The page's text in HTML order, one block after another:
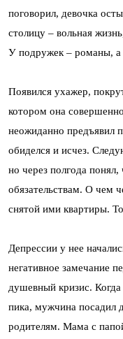
поговорил, девочка
столицу – вольная
У подружек – романы, а
Появился ухажер,
котором она
неожиданно предъявил
обиделся и исчез.
но через полгода понял,
обязательствам. О чем
снятой ими квартиры.
Депрессии у нее
негативное замечание
душевный кризис. Когда
пика, мужчина посадил
родителям. Мама с